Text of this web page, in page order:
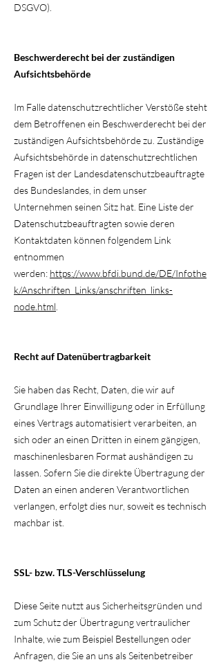
DSGVO).
Beschwerderecht bei der zuständigen
Aufsichtsbehörde
Im Falle datenschutzrechtlicher Verstöße steht
dem Betroffenen ein Beschwerderecht bei der
zuständigen Aufsichtsbehörde zu. Zuständige
Aufsichtsbehörde in datenschutzrechtlichen
Fragen ist der Landesdatenschutzbeauftragte
des Bundeslandes, in dem unser
Unternehmen seinen Sitz hat. Eine Liste der
Datenschutzbeauftragten sowie deren
Kontaktdaten können folgendem Link
entnommen
werden: https://www.bfdi.bund.de/DE/Infothe
k/Anschriften_Links/anschriften_links-
node.html
Recht auf Datenübertragbarkeit
Sie haben das Recht, Daten, die wir auf
Grundlage Ihrer Einwilligung oder in Erfüllung
eines Vertrags automatisiert verarbeiten, an
sich oder an einen Dritten in einem gängigen,
maschinenlesbaren Format aushändigen zu
lassen. Sofern Sie die direkte Übertragung der
Daten an einen anderen Verantwortlichen
verlangen, erfolgt dies nur, soweit es technisch
machbar ist.
SSL- bzw. TLS-Verschlüsselung
Diese Seite nutzt aus Sicherheitsgründen und
zum Schutz der Übertragung vertraulicher
Inhalte, wie zum Beispiel Bestellungen oder
Anfragen, die Sie an uns als Seitenbetreiber